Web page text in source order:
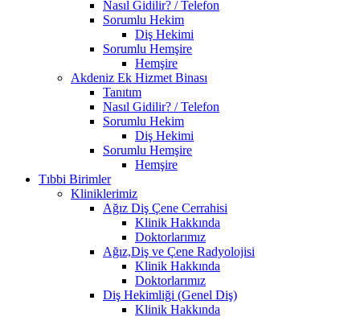
Nasıl Gidilir? / Telefon
Sorumlu Hekim
Diş Hekimi
Sorumlu Hemşire
Hemşire
Akdeniz Ek Hizmet Binası
Tanıtım
Nasıl Gidilir? / Telefon
Sorumlu Hekim
Diş Hekimi
Sorumlu Hemşire
Hemşire
Tıbbi Birimler
Kliniklerimiz
Ağız Diş Çene Cerrahisi
Klinik Hakkında
Doktorlarımız
Ağız,Diş ve Çene Radyolojisi
Klinik Hakkında
Doktorlarımız
Diş Hekimliği (Genel Diş)
Klinik Hakkında